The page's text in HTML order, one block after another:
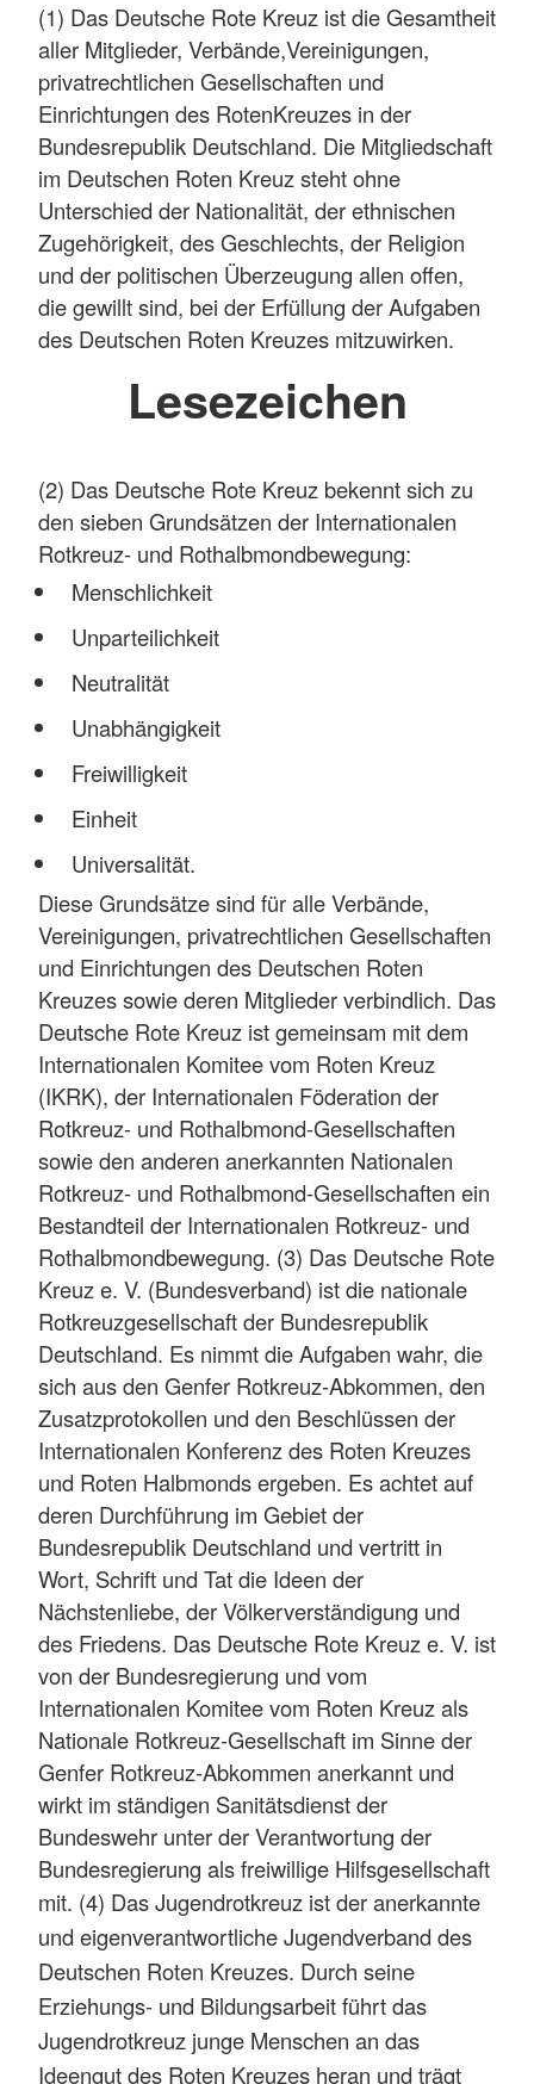
(1) Das Deutsche Rote Kreuz ist die Gesamtheit
aller Mitglieder, Verbände,Vereinigungen,
privatrechtlichen Gesellschaften und
Einrichtungen des RotenKreuzes in der
Bundesrepublik Deutschland. Die Mitgliedschaft
im Deutschen Roten Kreuz steht ohne
Unterschied der Nationalität, der ethnischen
Zugehörigkeit, des Geschlechts, der Religion
und der politischen Überzeugung allen offen,
die gewillt sind, bei der Erfüllung der Aufgaben
des Deutschen Roten Kreuzes mitzuwirken.
Lesezeichen
(2) Das Deutsche Rote Kreuz bekennt sich zu
den sieben Grundsätzen der Internationalen
Rotkreuz- und Rothalbmondbewegung:
Menschlichkeit
Unparteilichkeit
Neutralität
Unabhängigkeit
Freiwilligkeit
Einheit
Universalität.
Diese Grundsätze sind für alle Verbände,
Vereinigungen, privatrechtlichen Gesellschaften
und Einrichtungen des Deutschen Roten
Kreuzes sowie deren Mitglieder verbindlich. Das
Deutsche Rote Kreuz ist gemeinsam mit dem
Internationalen Komitee vom Roten Kreuz
(IKRK), der Internationalen Föderation der
Rotkreuz- und Rothalbmond-Gesellschaften
sowie den anderen anerkannten Nationalen
Rotkreuz- und Rothalbmond-Gesellschaften ein
Bestandteil der Internationalen Rotkreuz- und
Rothalbmondbewegung. (3) Das Deutsche Rote
Kreuz e. V. (Bundesverband) ist die nationale
Rotkreuzgesellschaft der Bundesrepublik
Deutschland. Es nimmt die Aufgaben wahr, die
sich aus den Genfer Rotkreuz-Abkommen, den
Zusatzprotokollen und den Beschlüssen der
Internationalen Konferenz des Roten Kreuzes
und Roten Halbmonds ergeben. Es achtet auf
deren Durchführung im Gebiet der
Bundesrepublik Deutschland und vertritt in
Wort, Schrift und Tat die Ideen der
Nächstenliebe, der Völkerverständigung und
des Friedens. Das Deutsche Rote Kreuz e. V. ist
von der Bundesregierung und vom
Internationalen Komitee vom Roten Kreuz als
Nationale Rotkreuz-Gesellschaft im Sinne der
Genfer Rotkreuz-Abkommen anerkannt und
wirkt im ständigen Sanitätsdienst der
Bundeswehr unter der Verantwortung der
Bundesregierung als freiwillige Hilfsgesellschaft
mit. (4) Das Jugendrotkreuz ist der anerkannte
und eigenverantwortliche Jugendverband des
Deutschen Roten Kreuzes. Durch seine
Erziehungs- und Bildungsarbeit führt das
Jugendrotkreuz junge Menschen an das
Ideengut des Roten Kreuzes heran und trägt